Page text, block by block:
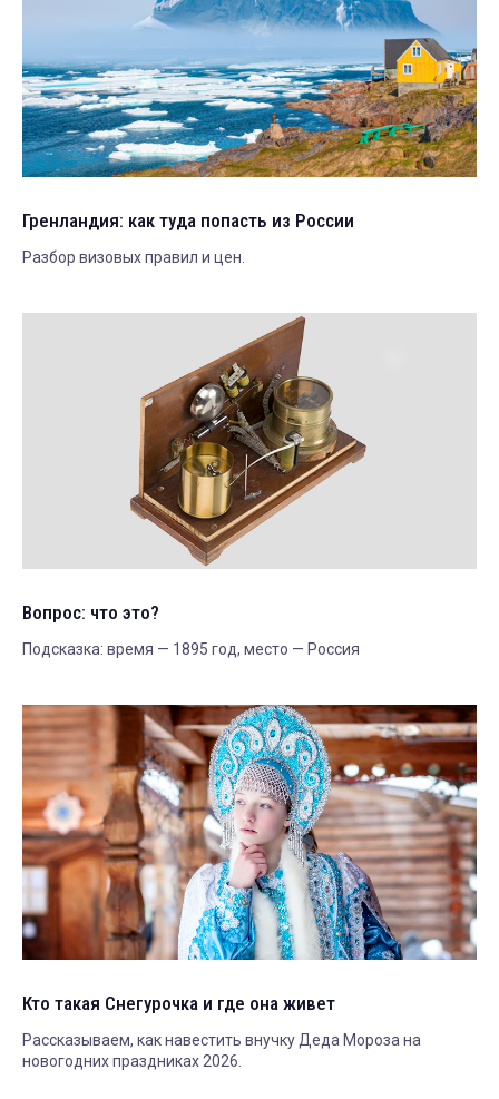
Гренландия: как туда попасть из России
Разбор визовых правил и цен.
Вопрос: что это?
Подсказка: время — 1895 год, место — Россия
Кто такая Снегурочка и где она живет
Рассказываем, как навестить внучку Деда Мороза на
новогодних праздниках 2026.